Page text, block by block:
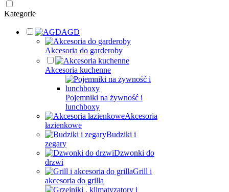
Kategorie
AGD
Akcesoria do garderoby
Akcesoria kuchenne
Pojemniki na żywność i
lunchboxy
Akcesoria
łazienkowe
Budziki i
zegary
Dzwonki do
drzwi
Grill i
akcesoria do grilla